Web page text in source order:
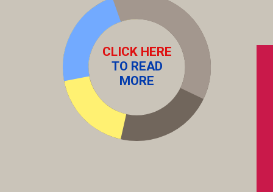
CLICK HERE
TO READ
MORE